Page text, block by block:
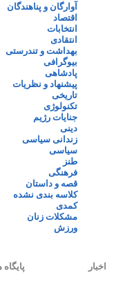
آوارگان و پناهندگان
اقتصاد
انتخابات
انتقادی
بهداشت و تندرستی
بیوگرافی
پادشاهی
پیشنهاد و نظریات
تاریخی
تکنولوژی
جنایات رژیم
دینی
زندانی سیاسی
سیاسی
طنز
فرهنگی
قصه و داستان
کلاسه بندی نشده
کمدی
مشکلات زنان
ورزش
اخبار